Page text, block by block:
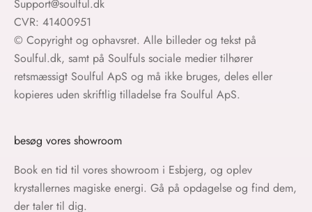
Support@soulful.dk
CVR: 41400951
© Copyright og ophavsret. Alle billeder og tekst på
Soulful.dk, samt på Soulfuls sociale medier tilhører
retsmæssigt Soulful ApS og må ikke bruges, deles eller
kopieres uden skriftlig tilladelse fra Soulful ApS.
besøg vores showroom
Book en tid til vores showroom i Esbjerg, og oplev
krystallernes magiske energi. Gå på opdagelse og find dem,
der taler til dig.